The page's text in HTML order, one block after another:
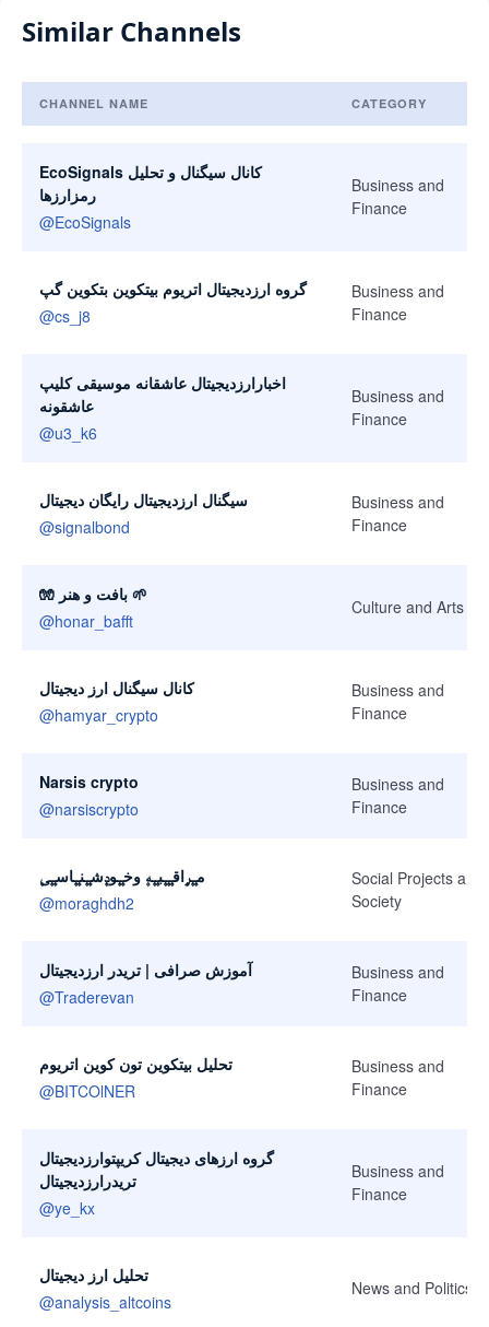
Similar Channels
CHANNEL NAME CATEGORY
EcoSignals کانال سیگنال و تحلیل
رمزارزها
@EcoSignals
Business and
Finance
گروه ارزدیجیتال اتریوم بیتکوین بتکوین گپ
@cs_j8
Business and
Finance
اخبارارزدیجیتال عاشقانه موسیقی کلیپ
عاشقونه
@u3_k6
Business and
Finance
سیگنال ارزدیجیتال رایگان دیجیتال
@signalbond
Business and
Finance
🧤 بافت و هنر 🌱
@honar_bafft
Culture and Arts
کانال سیگنال ارز دیجیتال
@hamyar_crypto
Business and
Finance
Narsis crypto
@narsiscrypto
Business and
Finance
مـ۪ٜـ۪ٜر۪ٜاقـ۪ٜـ۪ٜـ۪ٜبـ۪ٜـ۪ٜه۪ وخـ۪ٜـ۪ٜود۪ٜشـ۪ٜـ۪ٜنـ۪ٜـ۪ٜاسـ۪ٜـ۪ٜی۪
@moraghdh2
Social Projects and
Society
آموزش صرافی | تریدر ارزدیجیتال
@Traderevan
Business and
Finance
تحلیل بیتکوین تون کوین اتریوم
@BITCOlNER
Business and
Finance
گروه ارزهای دیجیتال کریپتوارزدیجیتال
تریدرارزدیجیتال
@ye_kx
Business and
Finance
تحلیل ارز دیجیتال
@analysis_altcoins
News and Politics